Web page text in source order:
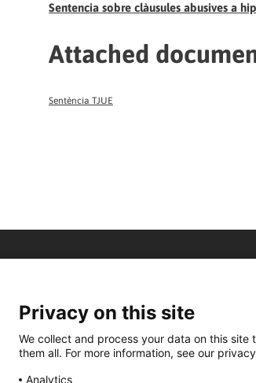
Sentencia sobre clàusules abusives a
Attached
Sentència TJUE
Privacy on this site
We collect and process your data on this
them all. For more information, see our
Analytics